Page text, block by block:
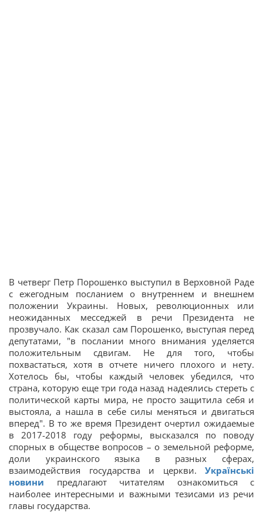
В четверг Петр Порошенко выступил в Верховной Раде
с ежегодным посланием о внутреннем и внешнем
положении Украины. Новых, революционных или
неожиданных месседжей в речи Президента не
прозвучало. Как сказал сам Порошенко, выступая перед
депутатами, "в послании много внимания уделяется
положительным сдвигам. Не для того, чтобы
похвастаться, хотя в отчете ничего плохого и нету.
Хотелось бы, чтобы каждый человек убедился, что
страна, которую еще три года назад надеялись стереть с
политической карты мира, не просто защитила себя и
выстояла, а нашла в себе силы меняться и двигаться
вперед". В то же время Президент очертил ожидаемые
в 2017-2018 году реформы, высказался по поводу
спорных в обществе вопросов – о земельной реформе,
доли украинского языка в разных сферах,
взаимодействия государства и церкви. Українські
новини предлагают читателям ознакомиться с
наиболее интересными и важными тезисами из речи
главы государства.